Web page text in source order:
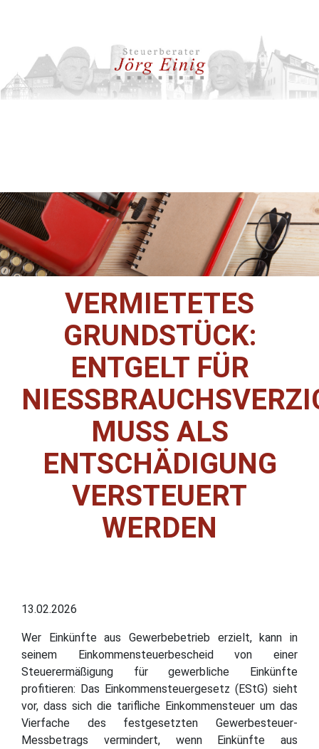
VERMIETETES
GRUNDSTÜCK:
ENTGELT FÜR
USS ALS E
NTSCHÄDIGUNG V
ERSTEUERT W
ERDEN
13.02.2026
Wer Einkünfte aus Gewerbebetrieb erzielt, kann in
seinem Einkommensteuerbescheid von einer
Steuerermäßigung für gewerbliche Einkünfte
profitieren: Das Einkommensteuergesetz (EStG) sieht
vor, dass sich die tarifliche Einkommensteuer um das
Vierfache des festgesetzten Gewerbesteuer-
Messbetrags vermindert, wenn Einkünfte aus